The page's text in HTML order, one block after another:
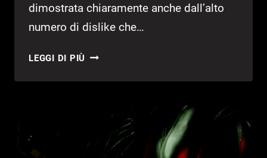
dimostrata chiaramente anche dall’alto
numero di dislike che…
LEGGI DI PIÙ FOXNEXT:
BLACKOUT
DIABLO
IMMORTAL”